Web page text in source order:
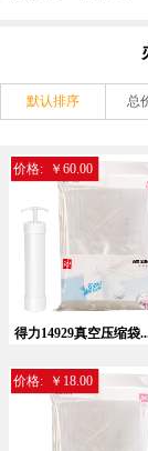
默认排序 总
得力14929真空压缩袋
价格: ￥60.00
价格: ￥18.00